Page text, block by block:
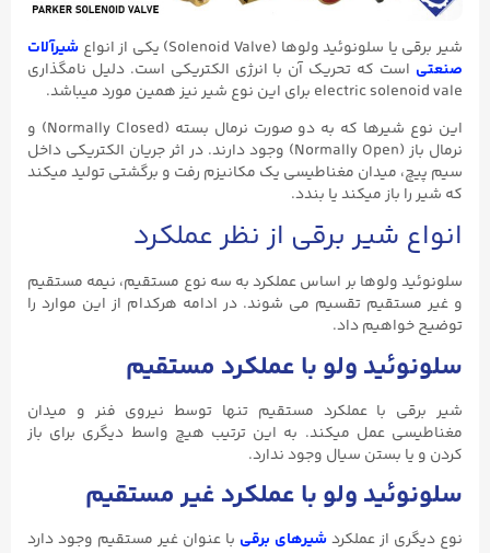
شیر برقی یا سلونوئید ولوها (Solenoid Valve) یکی از انواع
شیرآلات
صنعتی است که تحریک آن با انرژی الکتریکی است. دلیل نامگذاری
electric solenoid vale برای این نوع شیر نیز همین مورد میباشد.
این نوع شیرها که به دو صورت نرمال بسته (Normally Closed) و
نرمال باز (Normally Open) وجود دارند. در اثر جریان الکتریکی داخل
سیم پیچ، میدان مغناطیسی یک مکانیزم رفت و برگشتی تولید میکند
که شیر را باز میکند یا بندد.
انواع شیر برقی از نظر عملکرد
سلونوئید ولوها بر اساس عملکرد به سه نوع مستقیم، نیمه مستقیم
و غیر مستقیم تقسیم می شوند. در ادامه هرکدام از این موارد را
توضیح خواهیم داد.
سلونوئید ولو با عملکرد مستقیم
شیر برقی با عملکرد مستقیم تنها توسط نیروی فنر و میدان
مغناطیسی عمل میکند. به این ترتیب هیچ واسط دیگری برای باز
کردن و یا بستن سیال وجود ندارد.
سلونوئید ولوبا عملکرد غیر مستقیم
نوع دیگری از عملکردشیرهای برقی با عنوان غیر مستقیم وجود دارد